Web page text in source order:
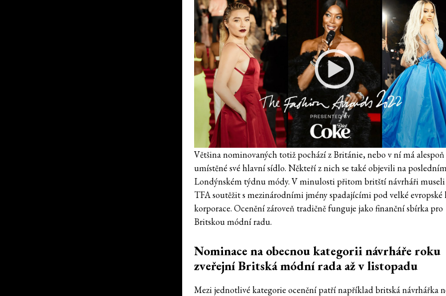
Většina nominovaných totiž pochází z Británie, nebo v ní má alespoň
umístěné své hlavní sídlo. Někteří z nich se také objevili na
Londýnském týdnu módy. V minulosti přitom britští návrháři museli
TFA soutěžit s mezinárodními jmény spadajícími pod velké evropské
korporace. Ocenění zároveň tradičně funguje jako finanční sbírka pro
Britskou módní radu.
Nominace na obecnou kategorii návrháře roku
zveřejní Britská módní rada až v listopadu
Mezi jednotlivé kategorie ocenění patří například britská návrhářka